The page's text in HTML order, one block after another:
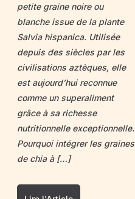
petite graine noire ou
blanche issue de la plante
Salvia hispanica. Utilisée
depuis des siècles par les
civilisations aztèques, elle
est aujourd’hui reconnue
comme un superaliment
grâce à sa richesse
nutritionnelle exceptionnelle.
Pourquoi intégrer les graines
de chia à […]